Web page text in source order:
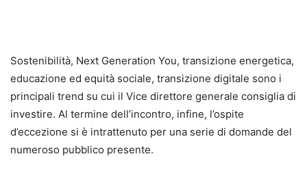
Sostenibilità, Next Generation You, transizione energetica,
educazione ed equità sociale, transizione digitale sono i
principali trend su cui il Vice direttore generale consiglia di
investire. Al termine dell’incontro, infine, l’ospite
d’eccezione si è intrattenuto per una serie di domande del
numeroso pubblico presente.